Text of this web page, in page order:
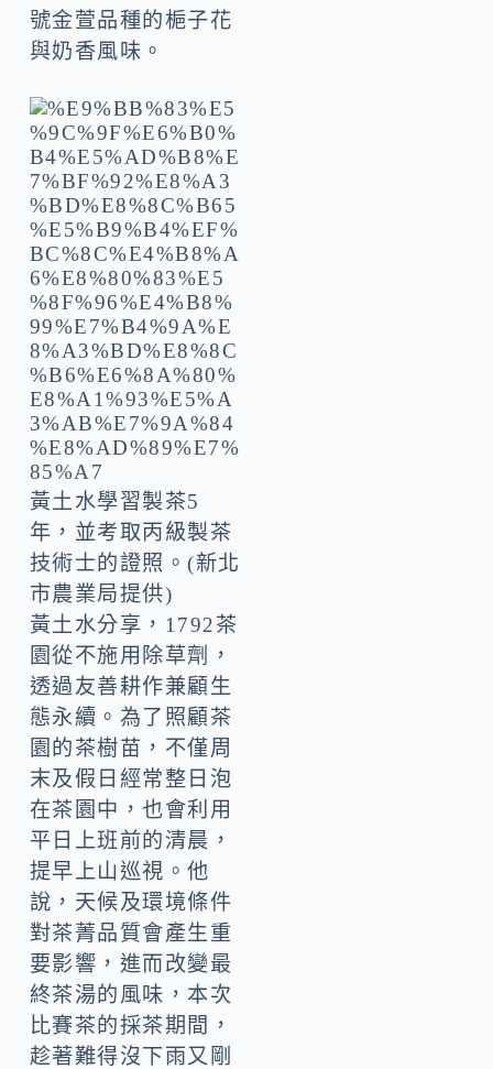
號金萱品種的梔子花
與奶香風味。
黃土水學習製茶5
年，並考取丙級製茶
技術士的證照。(新北
市農業局提供)
黃土水分享，1792茶
園從不施用除草劑，
透過友善耕作兼顧生
態永續。為了照顧茶
園的茶樹苗，不僅周
末及假日經常整日泡
在茶園中，也會利用
平日上班前的清晨，
提早上山巡視。他
說，天候及環境條件
對茶菁品質會產生重
要影響，進而改變最
終茶湯的風味，本次
比賽茶的採茶期間，
趁著難得沒下雨又剛